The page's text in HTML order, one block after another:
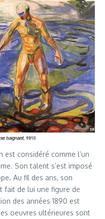
est considéré comme l’un
Son talent s’est imposé
Au fil des ans, son
fait de lui une figure de
des années 1890 est
oeuvres ultérieures sont